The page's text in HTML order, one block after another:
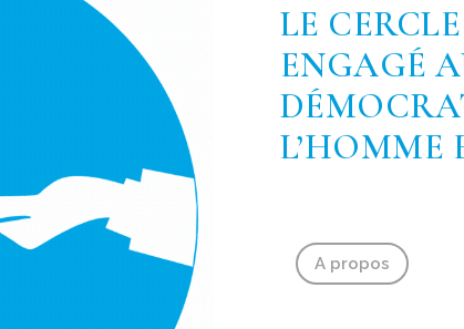
LE
ENGAGÉ
L’HOMME
A propos